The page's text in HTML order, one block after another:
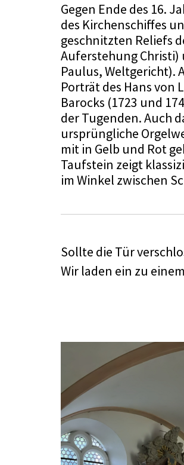
Gegen Ende des 16.
des Kirchenschiffes
geschnitzten Reliefs
Auferstehung Christi)
Paulus, Weltgericht).
Porträt des Hans von
Barocks (1723 und
der Tugenden. Auch
ursprüngliche
mit in Gelb und Rot
Taufstein zeigt
im Winkel zwischen
Sollte die Tür
Wir laden ein zu